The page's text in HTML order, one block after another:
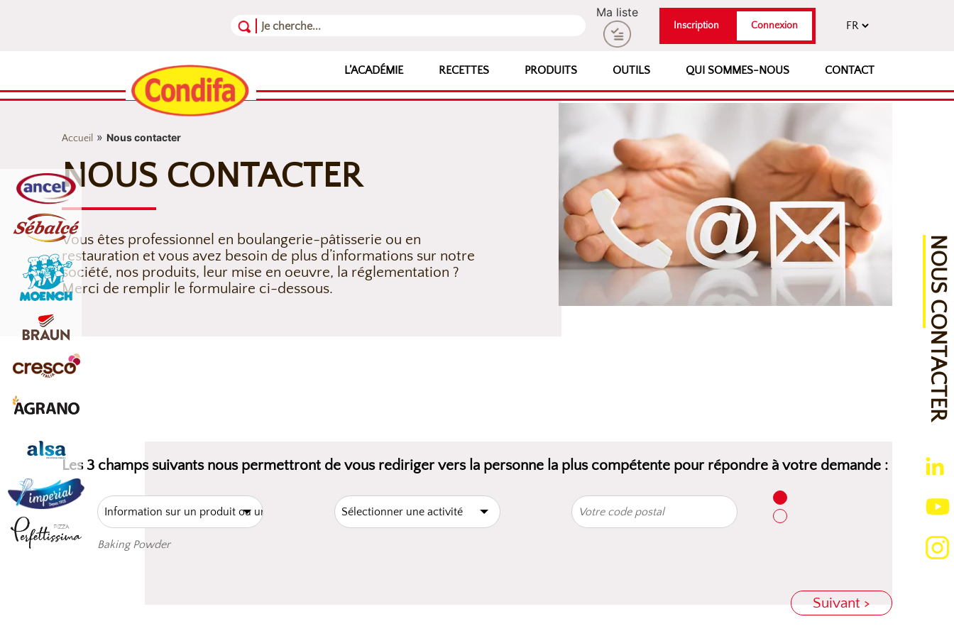
Ma liste
Inscription Connexion
L’ACADÉMIE RECETTES PRODUITS OUTILS QUI SOMMES-NOUS CONTACT
NOUS CONTACTER
Accueil » Nous contacter
NOUS CONTACTER
Vous êtes professionnel en boulangerie-pâtisserie ou en
restauration et vous avez besoin de plus d’informations sur notre
société, nos produits, leur mise en oeuvre, la réglementation ?
Merci de remplir le formulaire ci-dessous.
Les 3 champs suivants nous permettront de vous rediriger vers la personne la plus compétente pour répondre à votre demande :
Baking Powder
Suivant >